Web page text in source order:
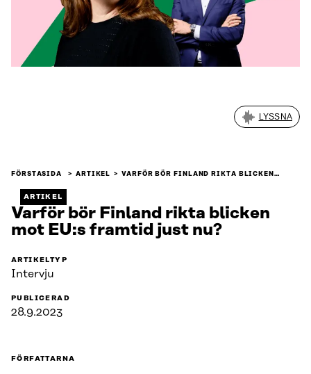
LYSSNA
FÖRSTASIDA ARTIKEL VARFÖR BÖR FINLAND RIKTA BLICKEN…
ARTIKEL
Varför bör Finland rikta blicken
mot EU:s framtid just nu?
ARTIKELTYP
Intervju
PUBLICERAD
28.9.2023
FÖRFATTARNA